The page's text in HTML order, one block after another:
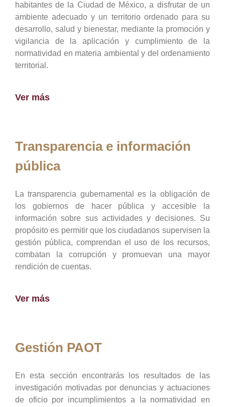
habitantes de la Ciudad de México, a disfrutar de un
ambiente adecuado y un territorio ordenado para su
desarrollo, salud y bienestar, mediante la promoción y
vigilancia de la aplicación y cumplimiento de la
normatividad en materia ambiental y del ordenamiento
territorial.
Ver más
Transparencia e información
pública
La transparencia gubernamental es la obligación de
los gobiernos de hacer pública y accesible la
información sobre sus actividades y decisiones. Su
propósito es permitir que los ciudadanos supervisen la
gestión pública, comprendan el uso de los recursos,
combatan la corrupción y promuevan una mayor
rendición de cuentas.
Ver más
Gestión PAOT
En esta sección encontrarás los resultados de las
investigación motivadas por denuncias y actuaciones
de oficio por incumplimientos a la normatividad en